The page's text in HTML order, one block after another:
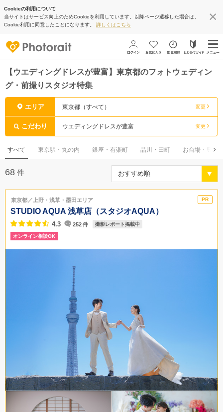
Cookieの利用について
当サイトはサービス向上のためCookieを利用しています。以降ページ遷移した場合は、
Cookie利用に同意したことになります。 詳しくはこちら
【ウエディングドレスが豊富】東京都のフォトウェディン
グ・前撮りスタジオ特集
エリア 東京都（すべて） 変更
こだわり ウエディングドレスが豊富 変更
すべて 東京駅・丸の内 銀座・有楽町 品川・田町 お台場・豊洲
68 件
東京都／上野・浅草・墨田エリア
STUDIO AQUA 浅草店（スタジオAQUA）
4.3 252件 撮影レポート掲載中
オンライン相談OK